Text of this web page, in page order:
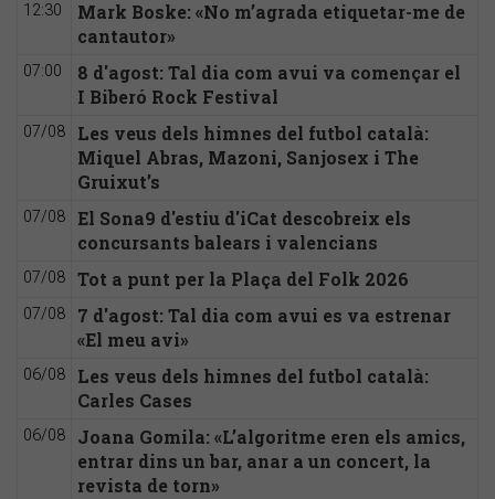
12:30
Mark Boske: «No m’agrada etiquetar-me de
cantautor»
07:00
8 d'agost: Tal dia com avui va començar el
I Biberó Rock Festival
07/08
Les veus dels himnes del futbol català:
Miquel Abras, Mazoni, Sanjosex i The
Gruixut’s
07/08
El Sona9 d'estiu d'iCat descobreix els
concursants balears i valencians
07/08 Tot a punt per la Plaça del Folk 2026
07/08
7 d'agost: Tal dia com avui es va estrenar
«El meu avi»
06/08
Les veus dels himnes del futbol català:
Carles Cases
06/08
Joana Gomila: «L’algoritme eren els amics,
entrar dins un bar, anar a un concert, la
revista de torn»